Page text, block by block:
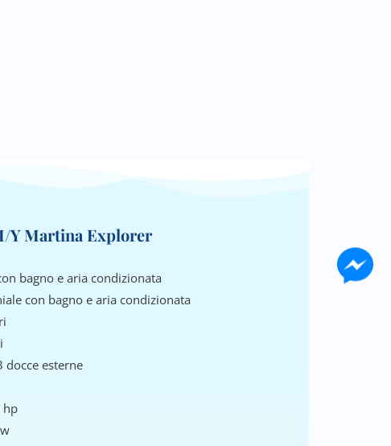
Y Martina Explorer
bagno e aria condizionata
con bagno e aria condizionata
docce esterne
hp